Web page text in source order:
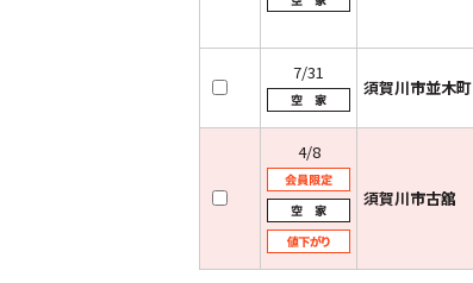
7/31
須賀川市並木町
4/8
須賀川市古舘